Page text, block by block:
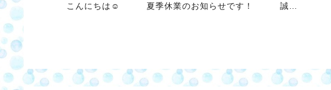
こんにちは☺ 夏季休業のお知らせです！ 誠…